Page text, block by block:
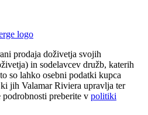
prodaja doživetja svojih
in sodelavcev družb, katerih
so lahko osebni podatki kupca
jih Valamar Riviera upravlja ter
preberite v politiki